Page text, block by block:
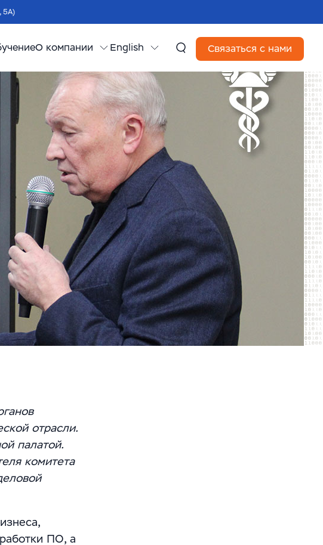
5А)
О компании English Связаться с нами
отрасли.
палатой.
комитета
ПО, а